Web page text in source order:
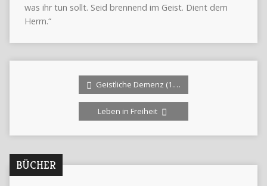
was ihr tun sollt. Seid brennend im Geist. Dient dem
Herrn.“
Geistliche Demenz (1.…
Leben in Freiheit
BÜCHER